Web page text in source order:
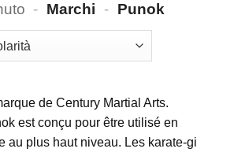
- Marchi - Punok
de Century Martial Arts.
est conçu pour être utilisé en
au plus haut niveau. Les karate-gi